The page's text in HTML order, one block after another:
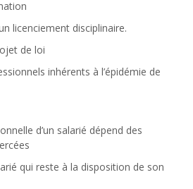
licenciement disciplinaire.
de loi
inhérents à l’épidémie de
d’un salarié dépend des
qui reste à la disposition de son